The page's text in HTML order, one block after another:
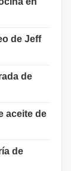
de Jeff
de
aceite de
de